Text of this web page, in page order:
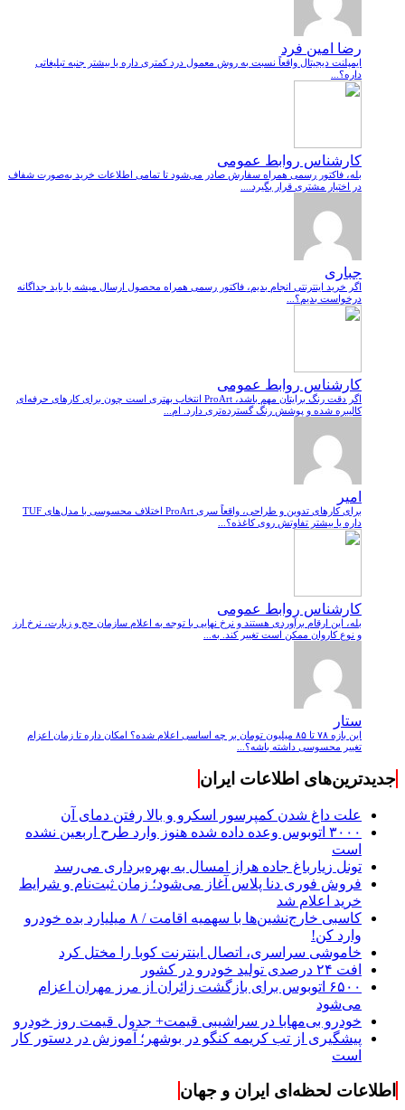
رضا امین فرد
ایمپلنت دیجیتال واقعاً نسبت به روش معمول درد کمتری داره یا بیشتر جنبه تبلیغاتی
داره؟...
کارشناس روابط عمومی
بله، فاکتور رسمی همراه سفارش صادر می‌شود تا تمامی اطلاعات خرید به‌صورت شفاف
در اختیار مشتری قرار بگیرد....
جباری
اگر خرید اینترنتی انجام بدیم، فاکتور رسمی همراه محصول ارسال میشه یا باید جداگانه
درخواست بدیم؟...
کارشناس روابط عمومی
اگر دقت رنگ برایتان مهم باشد، ProArt انتخاب بهتری است چون برای کارهای حرفه‌ای
کالیبره شده و پوشش رنگ گسترده‌تری دارد. ام...
امیر
برای کارهای تدوین و طراحی، واقعاً سری ProArt اختلاف محسوسی با مدل‌های TUF
داره یا بیشتر تفاوتش روی کاغذه؟...
کارشناس روابط عمومی
بله، این ارقام برآوردی هستند و نرخ نهایی با توجه به اعلام سازمان حج و زیارت، نرخ ارز
و نوع کاروان ممکن است تغییر کند. به...
ستار
این بازه ۷۸ تا ۸۵ میلیون تومان بر چه اساسی اعلام شده؟ امکان داره تا زمان اعزام
تغییر محسوسی داشته باشه؟...
جدیدترین‌های اطلاعات ایران
علت داغ شدن کمپرسور اسکرو و بالا رفتن دمای آن
۳۰۰۰ اتوبوس وعده داده شده هنوز وارد طرح اربعین نشده
است
تونل زیارباغ جاده هراز امسال به بهره‌برداری می‌رسد
فروش فوری دنا پلاس آغاز می‌شود؛ زمان ثبت‌نام و شرایط
خرید اعلام شد
کاسبی خارج‌نشین‌ها با سهمیه اقامت / ۸ میلیارد بده خودرو
وارد کن!
خاموشی سراسری، اتصال اینترنت کوبا را مختل کرد
افت ۲۴ درصدی تولید خودرو در کشور
۶۵۰۰ اتوبوس برای بازگشت زائران از مرز مهران اعزام
می‌شود
خودرو بی‌مهابا در سراشیبی قیمت+ جدول قیمت روز خودرو
پیشگیری از تب کریمه کنگو در بوشهر؛ آموزش در دستور کار
است
اطلاعات لحظه‌ای ایران و جهان